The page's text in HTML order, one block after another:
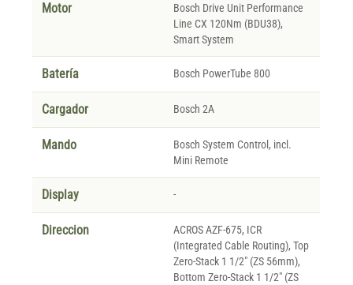
Motor
Bosch Drive Unit Performance
Line CX 120Nm (BDU38),
Smart System
Batería Bosch PowerTube 800
Cargador Bosch 2A
Mando
Bosch System Control, incl.
Mini Remote
Display -
Direccion
ACROS AZF-675, ICR
(Integrated Cable Routing), Top
Zero-Stack 1 1/2" (ZS 56mm),
Bottom Zero-Stack 1 1/2" (ZS